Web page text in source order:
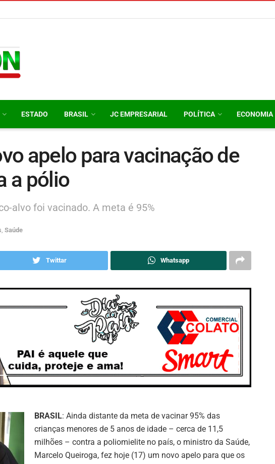
ESTADO BRASIL JC EMPRESARIAL POLÍTICA ECONOMIA
apelo para vacinação de
a pólio
alvo foi vacinado. A meta é 95%
Saúde
Twittar Whatsapp
BRASIL: Ainda distante da meta de vacinar 95% das
crianças menores de 5 anos de idade – cerca de 11,5
milhões – contra a poliomielite no país, o ministro da Saúde,
Marcelo Queiroga, fez hoje (17) um novo apelo para que os